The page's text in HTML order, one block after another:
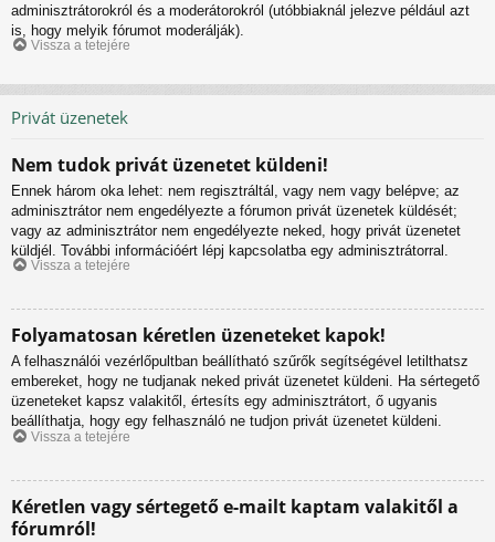
adminisztrátorokról és a moderátorokról (utóbbiaknál jelezve például azt
is, hogy melyik fórumot moderálják).
Vissza a tetejére
Privát üzenetek
Nem tudok privát üzenetet küldeni!
Ennek három oka lehet: nem regisztráltál, vagy nem vagy belépve; az
adminisztrátor nem engedélyezte a fórumon privát üzenetek küldését;
vagy az adminisztrátor nem engedélyezte neked, hogy privát üzenetet
küldjél. További információért lépj kapcsolatba egy adminisztrátorral.
Vissza a tetejére
Folyamatosan kéretlen üzeneteket kapok!
A felhasználói vezérlőpultban beállítható szűrők segítségével letilthatsz
embereket, hogy ne tudjanak neked privát üzenetet küldeni. Ha sértegető
üzeneteket kapsz valakitől, értesíts egy adminisztrátort, ő ugyanis
beállíthatja, hogy egy felhasználó ne tudjon privát üzenetet küldeni.
Vissza a tetejére
Kéretlen vagy sértegető e-mailt kaptam valakitől a
fórumról!